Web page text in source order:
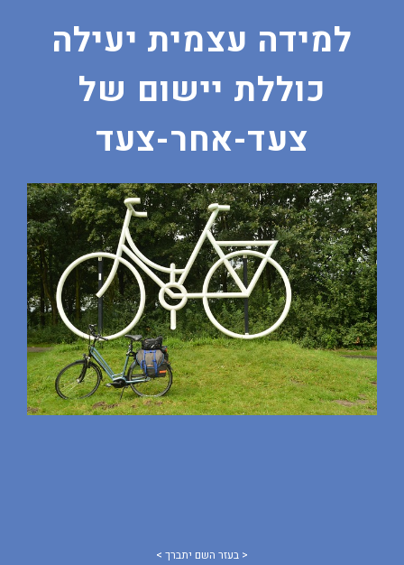
למידה עצמית יעילה
כוללת יישום של
צעד-אחר-צעד
< בעזר השם יתברך >